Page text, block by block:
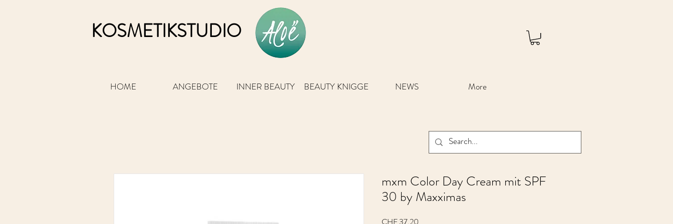
KOSMETIKSTUDIO
HOME ANGEBOTE INNER BEAUTY BEAUTY KNIGGE NEWS More
mxm Color Day Cream mit SPF
30 by Maxximas